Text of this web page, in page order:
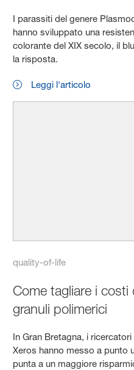
I parassiti del genere
hanno sviluppato una
colorante del XIX secolo, il
la risposta.
Leggi l'articolo
quality-of-life
Come tagliare i
granuli polimerici
In Gran Bretagna, i
Xeros hanno messo a punto
punta a un maggiore